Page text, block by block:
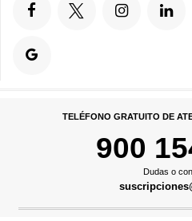
TELÉFONO GRATUITO DE
900
Dudas o